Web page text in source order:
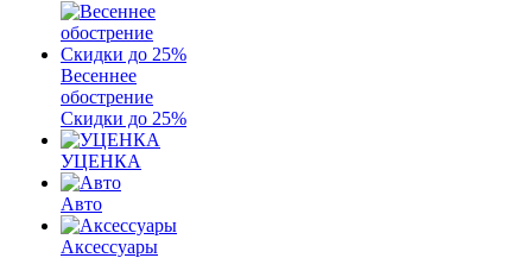
Весеннее
обострение
Скидки до 25%
УЦЕНКА
Авто
Аксессуары